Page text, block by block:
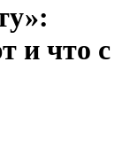
и что с